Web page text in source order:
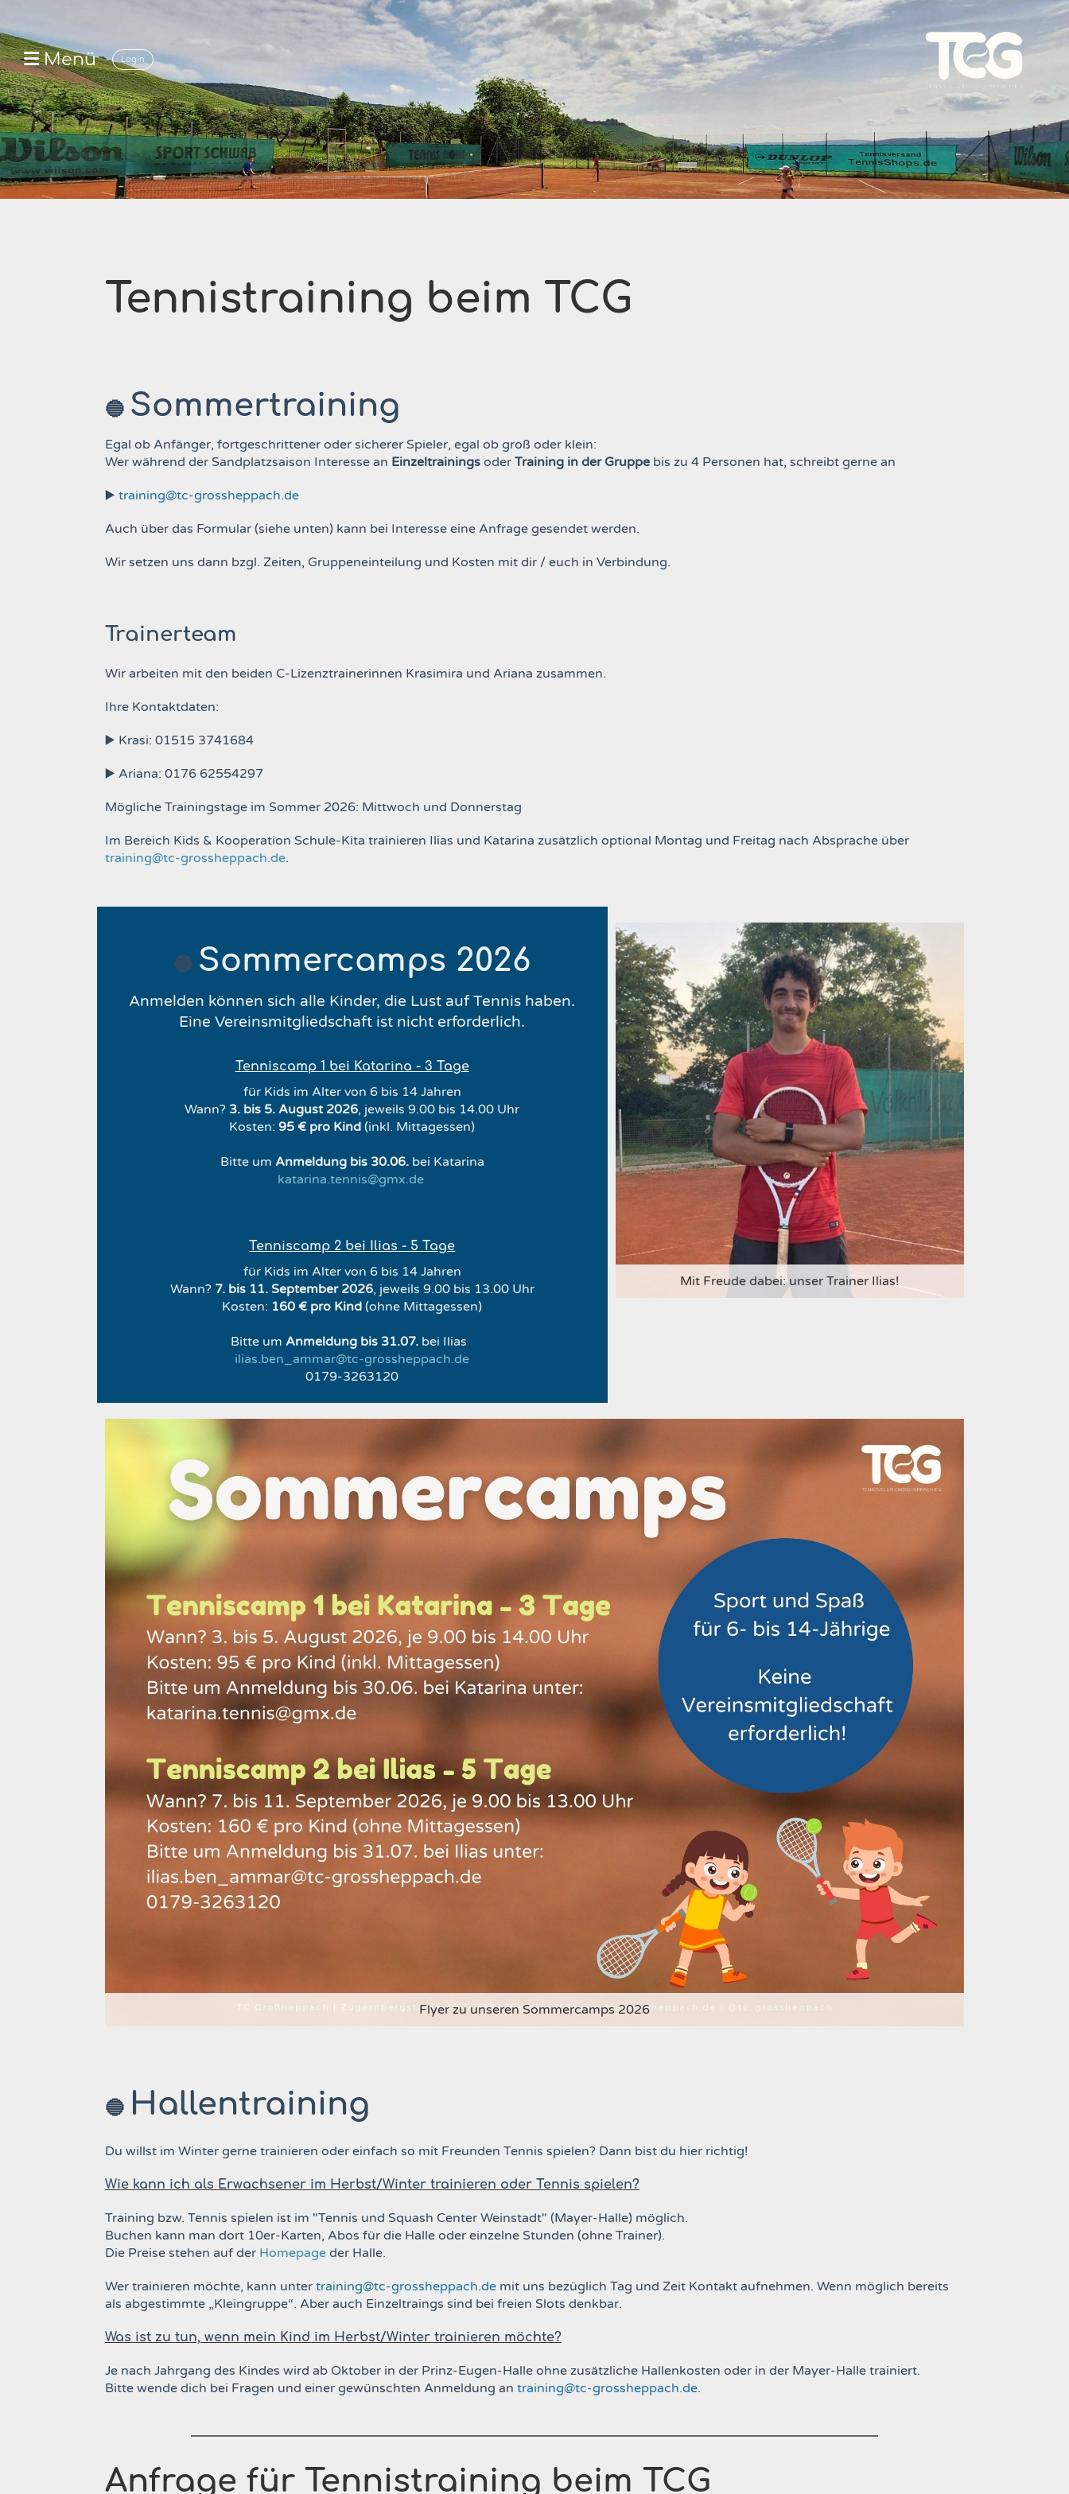
Login
Menü
Tennistraining beim TCG
🔵 Sommertraining
Egal ob Anfänger, fortgeschrittener oder sicherer Spieler, egal ob groß oder klein:
Wer während der Sandplatzsaison Interesse an Einzeltrainings oder Training in der Gruppe bis zu 4 Personen hat, schreibt gerne an
▶️ training@tc-grossheppach.de
Auch über das Formular (siehe unten) kann bei Interesse eine Anfrage gesendet werden.
Wir setzen uns dann bzgl. Zeiten, Gruppeneinteilung und Kosten mit dir / euch in Verbindung.
Trainerteam
Wir arbeiten mit den beiden C-Lizenztrainerinnen Krasimira und Ariana zusammen.
Ihre Kontaktdaten:
▶️ Krasi: 01515 3741684
▶️ Ariana: 0176 62554297
Mögliche Trainingstage im Sommer 2026: Mittwoch und Donnerstag
Im Bereich Kids & Kooperation Schule-Kita trainieren Ilias und Katarina zusätzlich optional Montag und Freitag nach Absprache über
training@tc-grossheppach.de.
🔵 Sommercamps 2026
Anmelden können sich alle Kinder, die Lust auf Tennis haben.
Eine Vereinsmitgliedschaft ist nicht erforderlich.
Tenniscamp 1 bei Katarina - 3 Tage
für Kids im Alter von 6 bis 14 Jahren
Wann? 3. bis 5. August 2026, jeweils 9.00 bis 14.00 Uhr
Kosten:95 € pro Kind (inkl. Mittagessen)
Bitte um Anmeldung bis 30.06. bei Katarina
katarina.tennis@gmx.de
Tenniscamp 2 bei Ilias - 5 Tage
für Kids im Alter von 6 bis 14 Jahren
Wann? 7. bis 11. September 2026, jeweils 9.00 bis 13.00 Uhr
Kosten: 160 € pro Kind(ohne Mittagessen)
Bitte um Anmeldung bis 31.07. bei Ilias:
ilias.ben_ammar@tc-grossheppach.de
0179-3263120
Mit Freude dabei: unser Trainer Ilias!
Flyer zu unseren Sommercamps 2026
🔵 Hallentraining
Du willst im Winter gerne trainieren oder einfach so mit Freunden Tennis spielen? Dann bist du hier richtig!
Wie kann ich als Erwachsener im Herbst/Winter trainieren oder Tennis spielen?
Training bzw. Tennis spielen ist im "Tennis und Squash Center Weinstadt" (Mayer-Halle) möglich.
Buchen kann man dort 10er-Karten, Abos für die Halle oder einzelne Stunden (ohne Trainer).
Die Preise stehen auf der Homepage der Halle.
Wer trainieren möchte, kann unter training@tc-grossheppach.de mit uns bezüglich Tag und Zeit Kontakt aufnehmen. Wenn möglich bereits
als abgestimmte „Kleingruppe“. Aber auch Einzeltraings sind bei freien Slots denkbar.
Was ist zu tun, wenn mein Kind im Herbst/Winter trainieren möchte?
Je nach Jahrgang des Kindes wird ab Oktober in der Prinz-Eugen-Halle ohne zusätzliche Hallenkosten oder in der Mayer-Halle trainiert.
Bitte wende dich bei Fragen und einer gewünschten Anmeldung an training@tc-grossheppach.de.
Anfrage für Tennistraining beim TCG